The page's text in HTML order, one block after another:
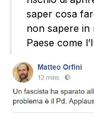
saper cosa
non sapere in
Paese come